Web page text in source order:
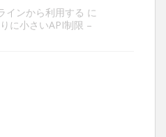
インから利用する に
に小さいAPI制限 –